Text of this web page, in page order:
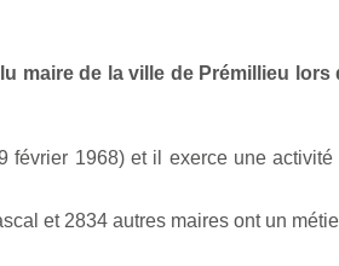
maire de la ville de Prémillieu
février 1968) et il exerce une
et 2834 autres maires ont un